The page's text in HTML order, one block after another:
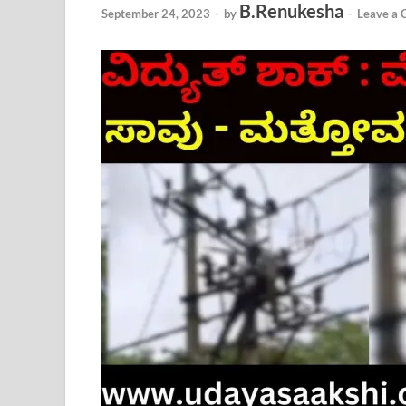
September 24, 2023 - by B.Renukesha - Leave a